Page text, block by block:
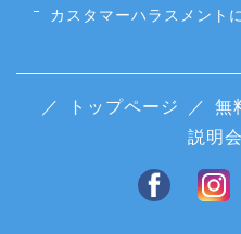
カスタマーハラスメント
／ トップページ ／ 無
説明